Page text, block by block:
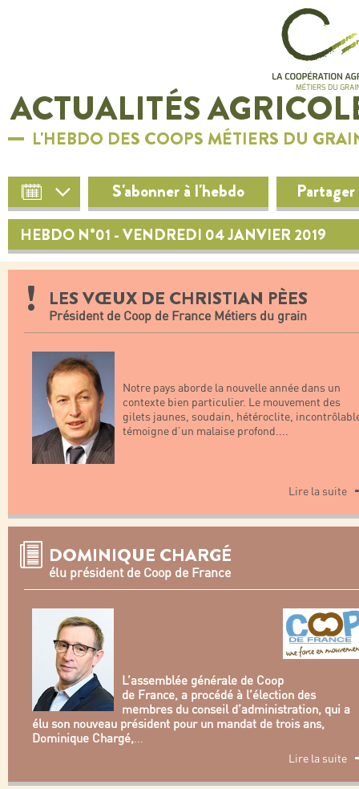
ACTUALITÉS
L'HEBDO DES COOPS MÉTIERS DU
S'abonner à l'hebdo Partager
HEBDO N°01 - VENDREDI 04 JANVIER 2019
LES VŒUX DE CHRISTIAN PÈES
Président de Coop de France Métiers du grain
Notre pays aborde la nouvelle année dans un
contexte bien particulier. Le mouvement des
gilets jaunes, soudain, hétéroclite,
témoigne d’un malaise profond....
Lire la suite
DOMINIQUE CHARGÉ
élu président de Coop de France
L’assemblée générale de Coop
de France, a procédé à l’élection des
membres du conseil d’administration, qui a
élu son nouveau président pour un mandat de trois ans,
Dominique Chargé,...
Lire la suite